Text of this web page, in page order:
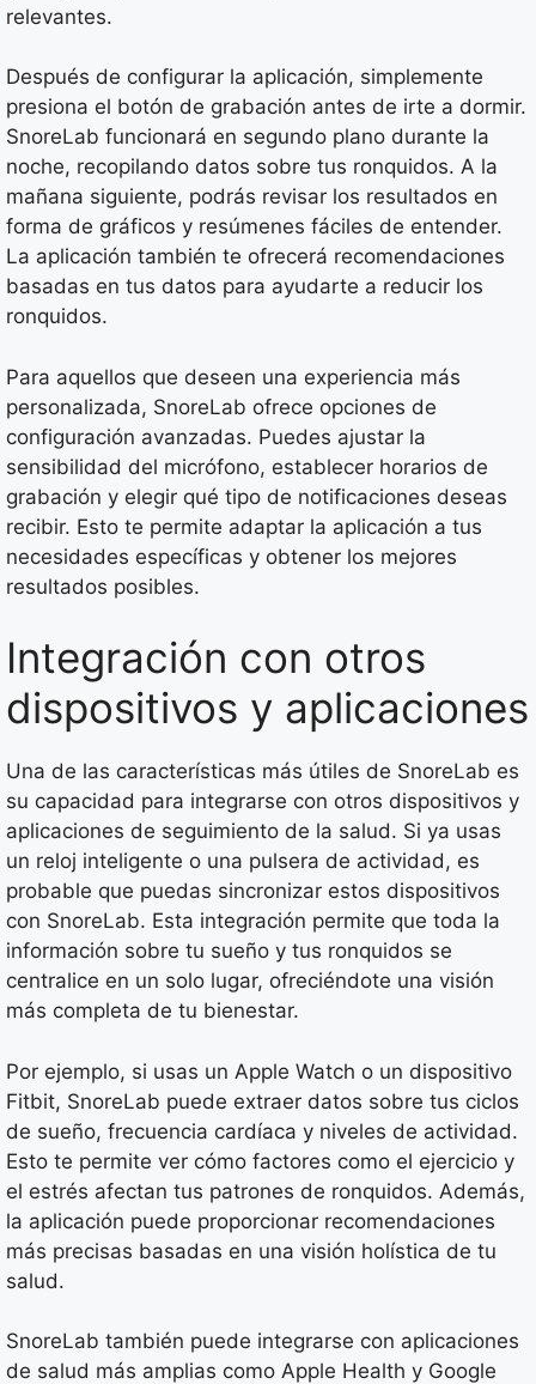
relevantes.
Después de configurar la aplicación, simplemente
presiona el botón de grabación antes de irte a dormir.
SnoreLab funcionará en segundo plano durante la
noche, recopilando datos sobre tus ronquidos. A la
mañana siguiente, podrás revisar los resultados en
forma de gráficos y resúmenes fáciles de entender.
La aplicación también te ofrecerá recomendaciones
basadas en tus datos para ayudarte a reducir los
ronquidos.
Para aquellos que deseen una experiencia más
personalizada, SnoreLab ofrece opciones de
configuración avanzadas. Puedes ajustar la
sensibilidad del micrófono, establecer horarios de
grabación y elegir qué tipo de notificaciones deseas
recibir. Esto te permite adaptar la aplicación a tus
necesidades específicas y obtener los mejores
resultados posibles.
Integración con otros
dispositivos y aplicaciones
Una de las características más útiles de SnoreLab es
su capacidad para integrarse con otros dispositivos y
aplicaciones de seguimiento de la salud. Si ya usas
un reloj inteligente o una pulsera de actividad, es
probable que puedas sincronizar estos dispositivos
con SnoreLab. Esta integración permite que toda la
información sobre tu sueño y tus ronquidos se
centralice en un solo lugar, ofreciéndote una visión
más completa de tu bienestar.
Por ejemplo, si usas un Apple Watch o un dispositivo
Fitbit, SnoreLab puede extraer datos sobre tus ciclos
de sueño, frecuencia cardíaca y niveles de actividad.
Esto te permite ver cómo factores como el ejercicio y
el estrés afectan tus patrones de ronquidos. Además,
la aplicación puede proporcionar recomendaciones
más precisas basadas en una visión holística de tu
salud.
SnoreLab también puede integrarse con aplicaciones
de salud más amplias como Apple Health y Google